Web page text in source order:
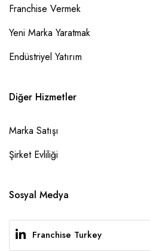
Franchise Vermek
Yeni Marka Yaratmak
Endüstriyel Yatırım
Diğer Hizmetler
Marka Satışı
Şirket Evliliği
Sosyal Medya
Franchise Turkey